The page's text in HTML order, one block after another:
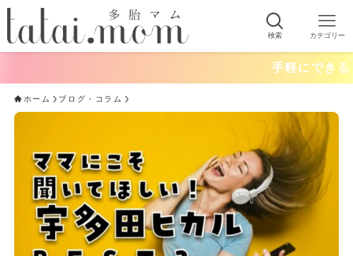
検索 カテゴリー
手軽にできる！おうちあ
ホーム ブログ・コラム